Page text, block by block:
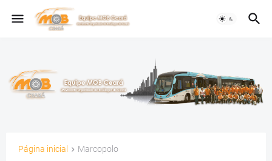
Página inicial Marcopolo